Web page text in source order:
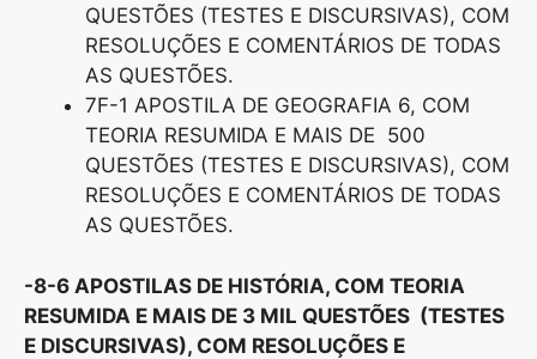
QUESTÕES (TESTES E DISCURSIVAS), COM
RESOLUÇÕES E COMENTÁRIOS DE TODAS
AS QUESTÕES.
7F-1 APOSTILA DE GEOGRAFIA 6, COM
TEORIA RESUMIDA E MAIS DE 500
QUESTÕES (TESTES E DISCURSIVAS), COM
RESOLUÇÕES E COMENTÁRIOS DE TODAS
AS QUESTÕES.
-8-6 APOSTILAS DE HISTÓRIA, COM TEORIA
RESUMIDA E MAIS DE 3 MIL QUESTÕES (TESTES
E DISCURSIVAS), COM RESOLUÇÕES E